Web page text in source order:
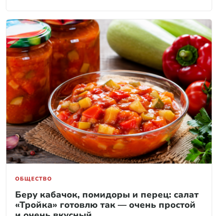
ОБЩЕСТВО
Беру кабачок, помидоры и перец: салат
«Тройка» готовлю так — очень простой